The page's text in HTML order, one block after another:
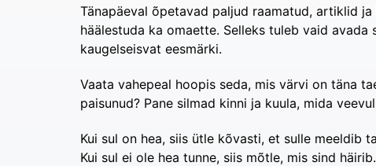
Tänapäeval õpetavad paljud raamatud, artiklid
häälestuda ka omaette. Selleks tuleb vaid
kaugelseisvat eesmärki.
Vaata vahepeal hoopis seda, mis värvi on täna
paisunud? Pane silmad kinni ja kuula, mida
Kui sul on hea, siis ütle kõvasti, et sulle meeldib
Kui sul ei ole hea tunne, siis mõtle, mis sind